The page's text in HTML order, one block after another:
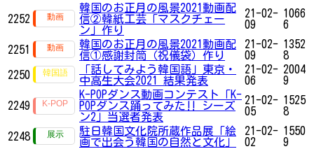
2252
韓国のお正月の風景2021動画配
信②韓紙工芸「マスクチェー
ン」作り
21-02-
09
1066
6
2251
韓国のお正月の風景2021動画配
信①感謝封筒（祝儀袋）作り
21-02-
09
1352
8
2250
「話してみよう韓国語」東京・
中高生大会2021 結果発表
21-02-
06
2004
9
2249
K-POPダンス動画コンテスト「K-
POPダンス踊ってみた‼ シーズ
ン2」​​​​​​当選者発表
21-02-
05
1525
8
2248
駐日韓国文化院所蔵作品展「絵
画で出会う韓国の自然と文化」
21-02-
02
1550
9